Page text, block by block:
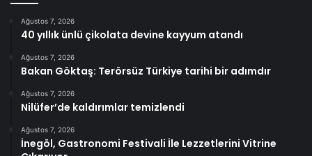
Ağustos 7, 2026
40 yıllık ünlü çikolata devine kayyum atandı
Ağustos 7, 2026
Bakan Göktaş: Terörsüz Türkiye tarihi bir adımdır
Ağustos 7, 2026
Nilüfer’de kaldırımlar temizlendi
Ağustos 7, 2026
İnegöl, Gastronomi Festivali İle Lezzetlerini Vitrine